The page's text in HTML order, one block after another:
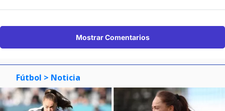
Mostrar Comentarios
Fútbol > Noticia